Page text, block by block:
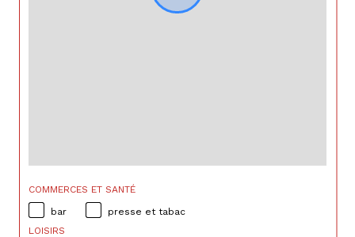
COMMERCES ET SANTÉ
bar
presse et tabac
LOISIRS